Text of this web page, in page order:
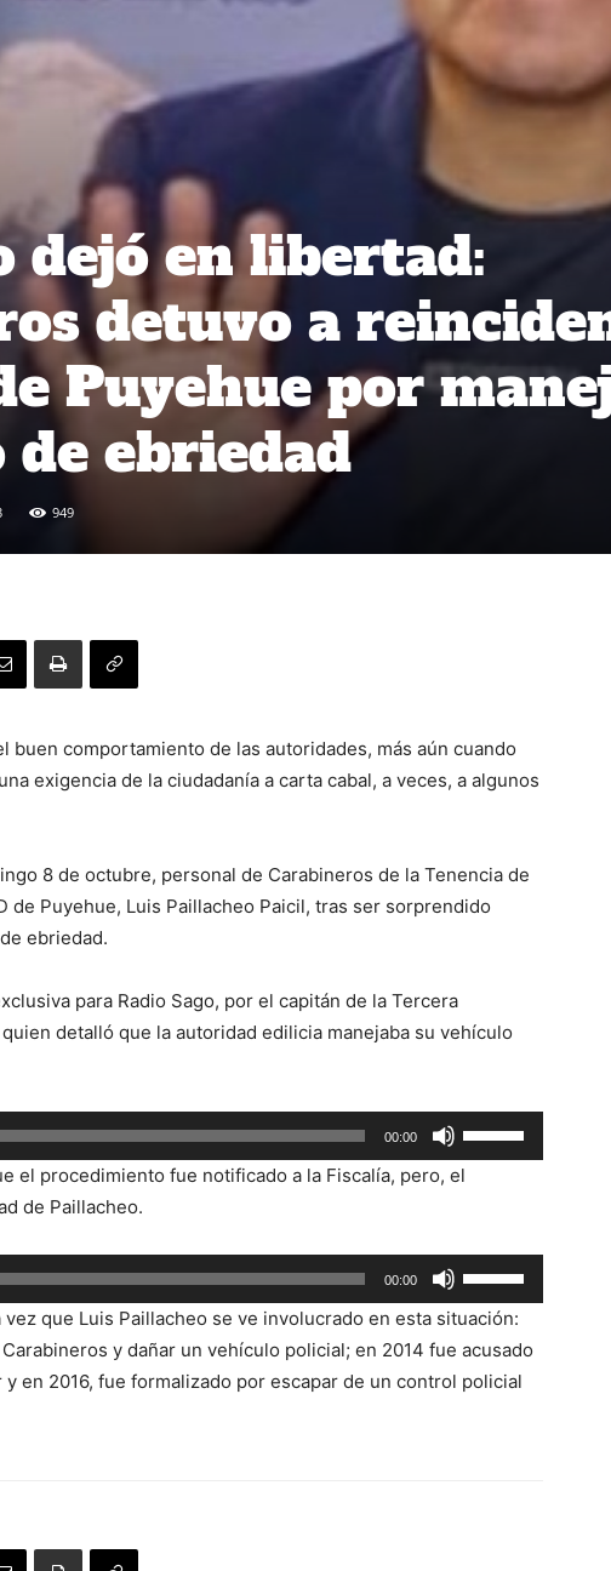
dejó en libertad:
detuvo a
Puyehue por
de ebriedad
949
buen comportamiento de las autoridades, más aún cuando
exigencia de la ciudadanía a carta cabal, a veces, a algunos
8 de octubre, personal de Carabineros de la Tenencia de
de Puyehue, Luis Paillacheo Paicil, tras ser sorprendido
ebriedad.
para Radio Sago, por el capitán de la Tercera
detalló que la autoridad edilicia manejaba su vehículo
00:00
las
teclas
flecha
arriba/abajo
para
aumentar
o
el procedimiento fue notificado a la Fiscalía, pero, el
de Paillacheo.
00:00
las
teclas
de
flecha
que Luis Paillacheo se ve involucrado en esta situación:
y dañar un vehículo policial; en 2014 fue acusado
en 2016, fue formalizado por escapar de un control policial